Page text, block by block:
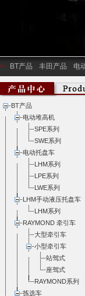
< BT产品 丰田产品 电
BT产品
电动堆高机
SPE系列
SWE系列
电动托盘车
LHM系列
LPE系列
LWE系列
LHM手动液压托盘车
LHM系列
RAYMOND 牵引车
大型牵引车
小型牵引车
站驾式
座驾式
RAYMOND系列
拣选车